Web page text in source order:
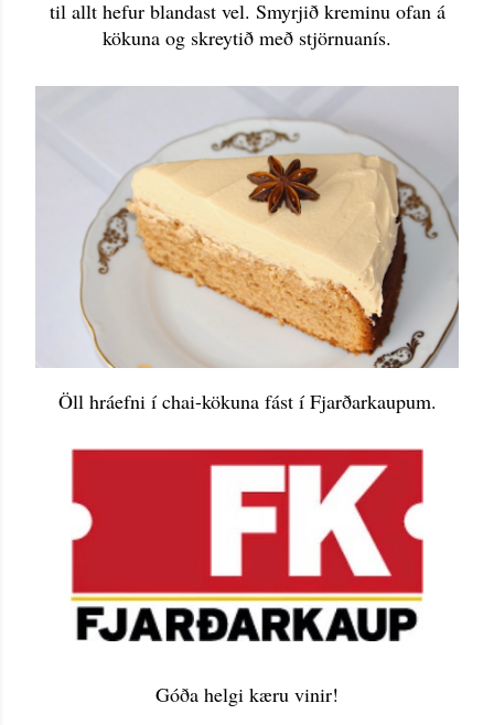
til allt hefur blandast vel. Smyrjið kreminu ofan á
kökuna og skreytið með stjörnuanís.
Öll hráefni í chai-kökuna fást í Fjarðarkaupum.
Góða helgi kæru vinir!